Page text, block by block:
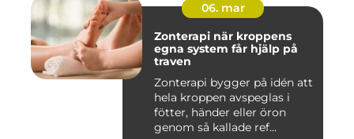
06. mar
Zonterapi när kroppens
egna system får hjälp på
traven
Zonterapi bygger på idén att
hela kroppen avspeglas i
fötter, händer eller öron
genom så kallade ref...